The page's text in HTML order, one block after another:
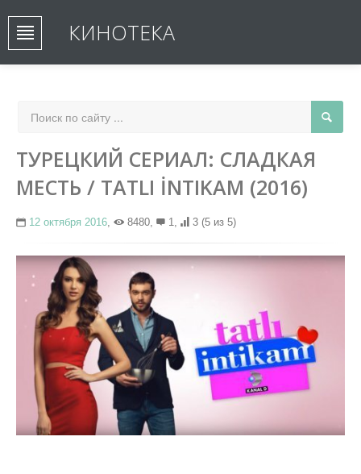
КИНОТЕКА
ТУРЕЦКИЙ СЕРИАЛ: СЛАДКАЯ
МЕСТЬ / TATLI İNTIKAM (2016)
12 октября 2016, 8480, 1, 3 (5 из 5)